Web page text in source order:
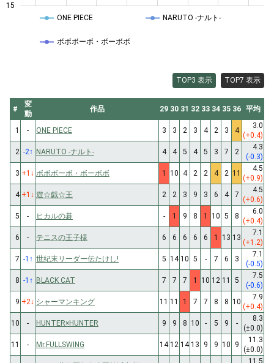
15
ONE PIECE NARUTO -ナルト-
ボボボーボ・ボーボボ
TOP3 表示 TOP7 表示
#
変
動
作品 29 30 31 32 33 34 35 36 平均
1 - ONE PIECE 3 3 2 3 4 2 3 4
3.0
(+0.4)
2 -2↑ NARUTO -ナルト- 4 4 5 4 5 3 7 2
4.3
(-0.3)
3 +1 ↓ ボボボーボ・ボーボボ 1 10 4 2 2 4 2 11
4.5
(+0.9)
4 +1 ↓ 遊☆戯☆王 2 2 3 9 3 6 4 7
4.5
(+0.6)
5
- ヒカルの碁 - 1 9 8 1 10 5 8
6.0
(+0.4)
6
- テニスの王子様 6 6 6 6 6 1 13 13
7.1
(+1.2)
7 -1 ↑ 世紀末リーダー伝たけし! 5 14 10 5 - 7 6 3
7.1
(-0.5)
8 -1 ↑ BLACK CAT 7 7 7 1 10 12 11 5
7.5
(-0.6)
9 +2↓ シャーマンキング 11 11 1 7 7 8 8 10
7.9
(+0.4)
10
- HUNTER×HUNTER 9 9 8 10 - 5 9 -
8.3
(±0.0)
11
- Mr.FULLSWING 14 12 14 13 9 9 10 9
11.3
(±0.0)
11.5